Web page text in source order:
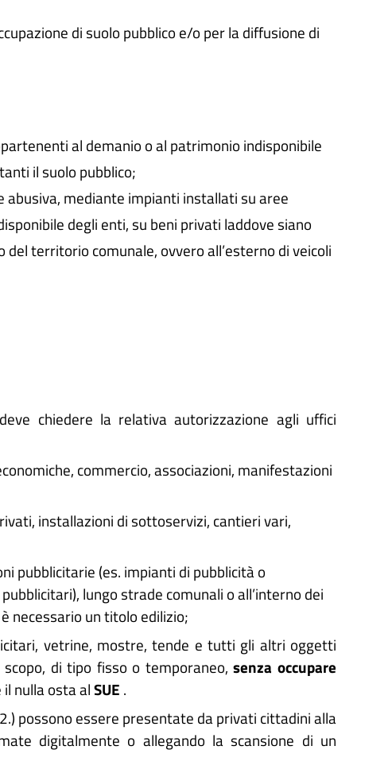
di suolo pubblico e/o per la diffusione di
al demanio o al patrimonio indisponibile
il suolo pubblico;
abusiva, mediante impianti installati su aree
degli enti, su beni privati laddove siano
territorio comunale, ovvero all’esterno di veicoli
deve chiedere la relativa autorizzazione agli uffici
commercio, associazioni, manifestazioni
installazioni di sottoservizi, cantieri vari,
pubblicitarie (es. impianti di pubblicità o
lungo strade comunali o all’interno dei
necessario un titolo edilizio;
vetrine, mostre, tende e tutti gli altri oggetti
di tipo fisso o temporaneo,senza occupare
il nulla osta alSUE .
possono essere presentate da privati cittadini alla
digitalmente o allegando la scansione di un